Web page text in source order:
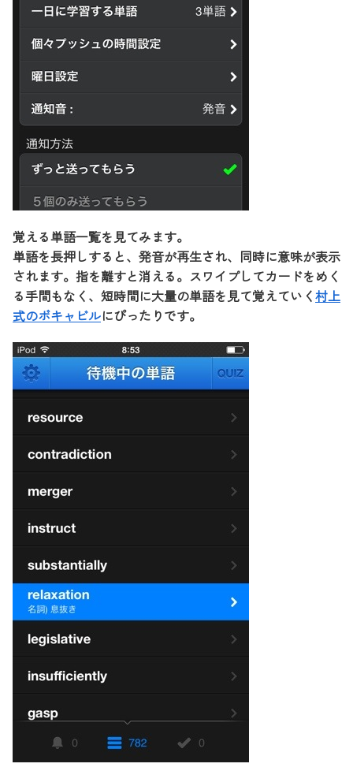
覚える単語一覧を見てみます。
単語を長押しすると、発音が再生され、同時に意味が表示
されます。指を離すと消える。スワイプしてカードをめく
る手間もなく、短時間に大量の単語を見て覚えていく村上
式のボキャビルにぴったりです。